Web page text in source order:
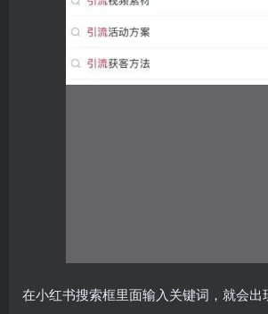
在小红书搜索框里面输入关键词，就会